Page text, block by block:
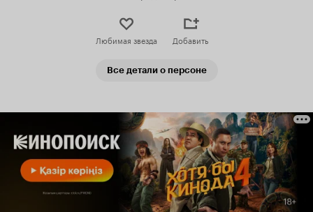
Любимая звезда Добавить
Все детали о персоне